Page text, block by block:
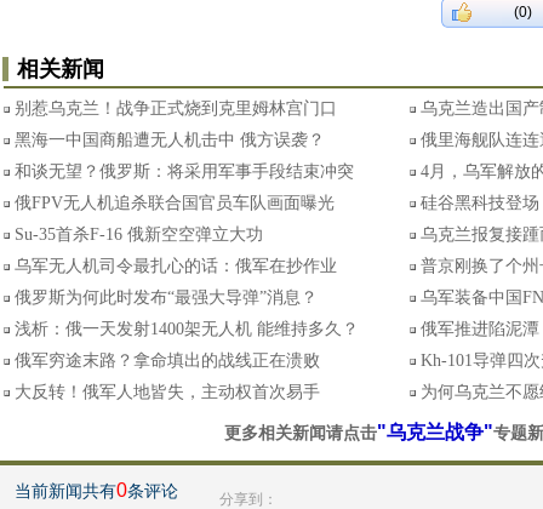
(0)
相关新闻
别惹乌克兰！战争正式烧到克里姆林宫门口
乌克兰造出国
黑海一中国商船遭无人机击中 俄方误袭？
俄里海舰队连
和谈无望？俄罗斯：将采用军事手段结束冲突
4月，乌军解放
俄FPV无人机追杀联合国官员车队画面曝光
硅谷黑科技登
Su-35首杀F-16 俄新空空弹立大功
乌克兰报复接
乌军无人机司令最扎心的话：俄军在抄作业
普京刚换了个
俄罗斯为何此时发布“最强大导弹”消息？
乌军装备中国
浅析：俄一天发射1400架无人机 能维持多久？
俄军推进陷泥
俄军穷途末路？拿命填出的战线正在溃败
Kh-101导弹四
大反转！俄军人地皆失，主动权首次易手
为何乌克兰不
更多相关新闻请点击"乌克兰战争"专题
当前新闻共有0条评论 分享到：